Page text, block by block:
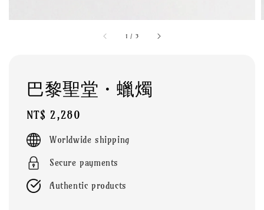
1 / 3
巴黎聖堂・蠟燭
Regular
price
NT$ 2,280
Worldwide shipping
Secure payments
Authentic products